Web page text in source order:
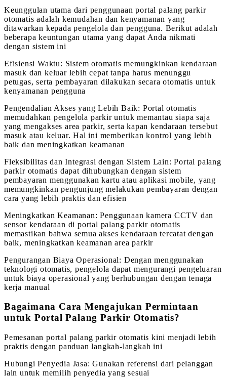
Keunggulan utama dari penggunaan portal palang parkir
otomatis adalah kemudahan dan kenyamanan yang
ditawarkan kepada pengelola dan pengguna. Berikut adalah
beberapa keuntungan utama yang dapat Anda nikmati
dengan sistem ini
Efisiensi Waktu: Sistem otomatis memungkinkan kendaraan
masuk dan keluar lebih cepat tanpa harus menunggu
petugas, serta pembayaran dilakukan secara otomatis untuk
kenyamanan pengguna
Pengendalian Akses yang Lebih Baik: Portal otomatis
memudahkan pengelola parkir untuk memantau siapa saja
yang mengakses area parkir, serta kapan kendaraan tersebut
masuk atau keluar. Hal ini memberikan kontrol yang lebih
baik dan meningkatkan keamanan
Fleksibilitas dan Integrasi dengan Sistem Lain: Portal palang
parkir otomatis dapat dihubungkan dengan sistem
pembayaran menggunakan kartu atau aplikasi mobile, yang
memungkinkan pengunjung melakukan pembayaran dengan
cara yang lebih praktis dan efisien
Meningkatkan Keamanan: Penggunaan kamera CCTV dan
sensor kendaraan di portal palang parkir otomatis
memastikan bahwa semua akses kendaraan tercatat dengan
baik, meningkatkan keamanan area parkir
Pengurangan Biaya Operasional: Dengan menggunakan
teknologi otomatis, pengelola dapat mengurangi pengeluaran
untuk biaya operasional yang berhubungan dengan tenaga
kerja manual
Bagaimana Cara Mengajukan Permintaan
untuk Portal Palang Parkir Otomatis?
Pemesanan portal palang parkir otomatis kini menjadi lebih
praktis dengan panduan langkah-langkah ini
Hubungi Penyedia Jasa: Gunakan referensi dari pelanggan
lain untuk memilih penyedia yang sesuai